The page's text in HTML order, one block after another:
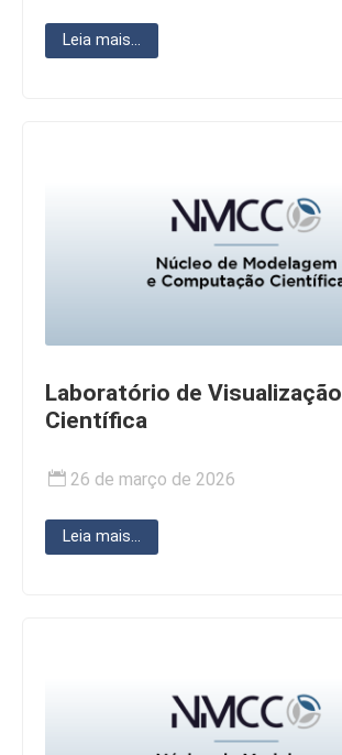
Leia mais...
Laboratório de Visualização
Científica
26 de março de 2026
Leia mais...